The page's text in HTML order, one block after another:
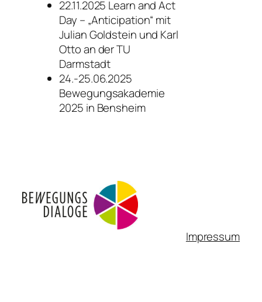
22.11.2025 Learn and Act
Day – „Anticipation“ mit
Julian Goldstein und Karl
Otto an der TU
Darmstadt
24.-25.06.2025
Bewegungsakademie
2025 in Bensheim
Impressum